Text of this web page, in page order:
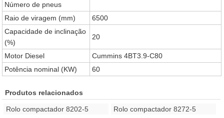
Número de pneus
Raio de viragem (mm)
6500
Capacidade de inclinação
(%)
20
Motor Diesel
Cummins 4BT3.9-C80
Potência nominal (KW)
60
Produtos relacionados
Rolo compactador 8202-5 Rolo compactador 8272-5